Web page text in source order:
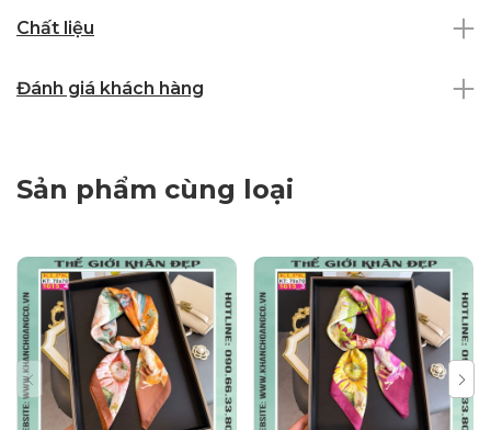
Chất liệu
Đánh giá khách hàng
Sản phẩm cùng loại